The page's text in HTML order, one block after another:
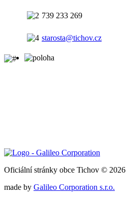
739 233 269
starosta@tichov.cz
Oficiální stránky obce Tichov © 2026
made by Galileo Corporation s.r.o.